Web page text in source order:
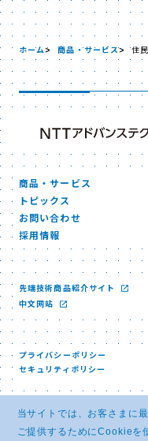
ホーム 商品・サービス 住
商品・サービス
トピックス
お問い合わせ
採用情報
先端技術商品紹介サイト
中文网站
プライバシーポリシー
セキュリティポリシー
当サイトでは、お客さまに
ご提供するためにCookieを